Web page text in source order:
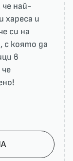
най-
харесa и
си на
която да
в